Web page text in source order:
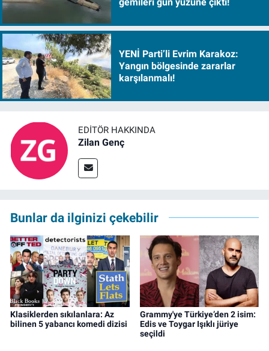
gemileri gün yüzüne çıktı!
YENİ Parti’li Evrim Karakoz:
Yangın bölgesinde zararlar
karşılanmalı!
EDITÖR HAKKINDA
Zilan Genç
Bunlar da ilginizi çekebilir
Klasiklerden sıkılanlara: Az
bilinen 5 yabancı komedi dizisi
Grammy'ye Türkiye’den 2 isim:
Edis ve Toygar Işıklı jüriye
seçildi